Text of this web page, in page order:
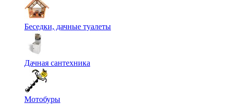
Беседки, дачные туалеты
Дачная сантехника
Мотобуры